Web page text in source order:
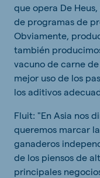
que opera De
de programas de
Obviamente,
también
vacuno de carne
mejor uso de los
los aditivos
Fluit: "En Asia nos
queremos marcar
ganaderos
de los piensos de
principales